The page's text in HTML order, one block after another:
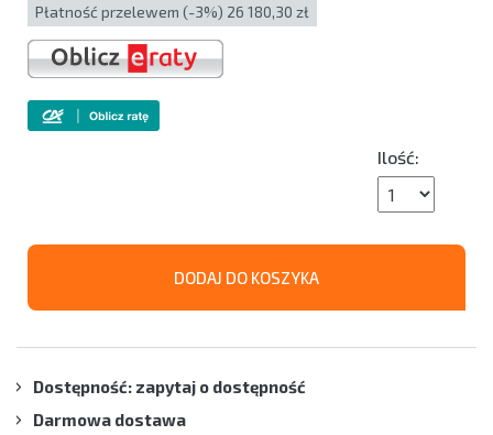
Płatność przelewem (-3%) 26 180,30 zł
Ilość:
DODAJ DO KOSZYKA
Dostępność: zapytaj o dostępność
Darmowa dostawa